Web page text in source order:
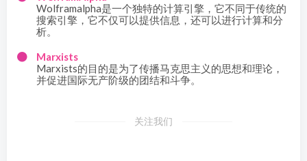
Wolframalpha是一个独特的计算引擎，它不同于传统的
搜索引擎，它不仅可以提供信息，还可以进行计算和分
析。
Marxists
Marxists的目的是为了传播马克思主义的思想和理论，
并促进国际无产阶级的团结和斗争。
关注我们